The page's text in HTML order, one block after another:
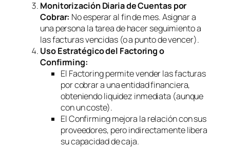
Monitorización Diaria de Cuentas por
Cobrar: No esperar al fin de mes. Asignar a
una persona la tarea de hacer seguimiento a
las facturas vencidas (o a punto de vencer).
Uso Estratégico del Factoringo
Confirming:
El Factoringpermite vender las facturas
por cobrar a una entidad financiera,
obteniendo liquidez inmediata (aunque
con un coste).
ElConfirmingmejora la relación con sus
proveedores, pero indirectamente libera
su capacidad de caja.